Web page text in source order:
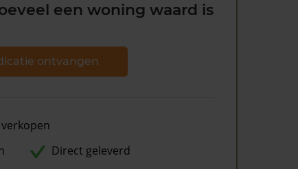
een woning waard is
ontvangen
Direct geleverd